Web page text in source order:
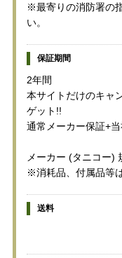
※最寄りの消防署の
い。
保証期間
2年間
本サイトだけのキャ
ゲット!!
通常メーカー保証+
メーカー (タニコー)
※消耗品、付属品等
送料